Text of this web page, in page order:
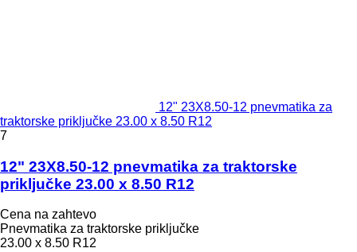
12" 23X8.50-12 pnevmatika za
traktorske priključke 23.00 x 8.50 R12
7
12" 23X8.50-12 pnevmatika za traktorske
priključke 23.00 x 8.50 R12
Cena na zahtevo
Pnevmatika za traktorske priključke
23.00 x 8.50 R12